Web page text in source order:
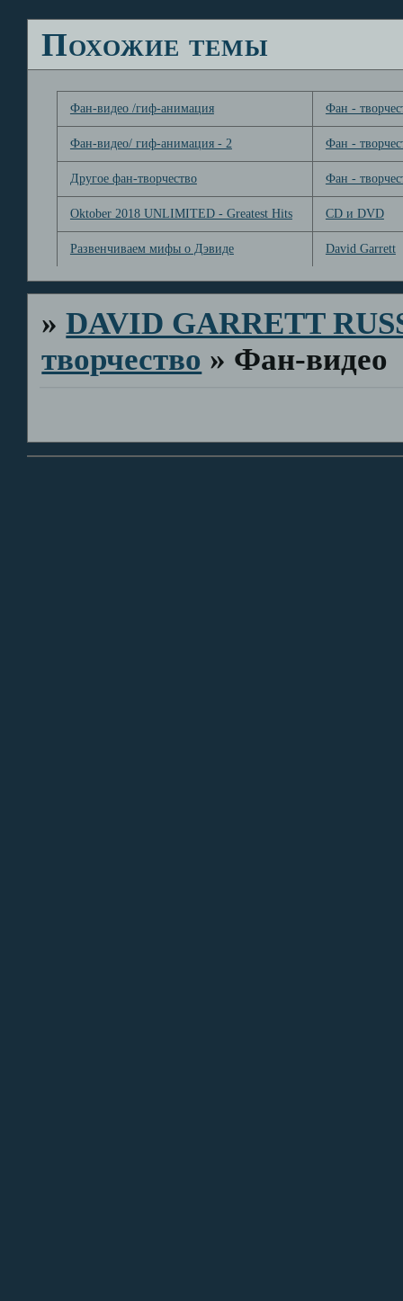
Похожие темы
Фан-видео /гиф-анимация Фан -
Фан-видео/ гиф-анимация - 2 Фан -
Другое фан-творчество Фан -
Oktober 2018 UNLIMITED - Greatest Hits CD и DVD
Развенчиваем мифы о Дэвиде David Garrett
»DAVID GARRETT
творчество » Фан-видео